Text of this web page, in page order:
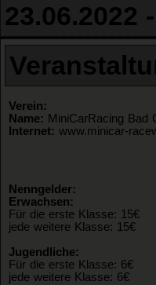
23.06.2022
Verein:
Name: MiniCarRacing Bad
Internet: www.minicar-
Nenngelder:
Erwachsen:
Für die erste Klasse: 15€
jede weitere Klasse: 15€
Jugendliche:
Für die erste Klasse: 6€
jede weitere Klasse: 6€